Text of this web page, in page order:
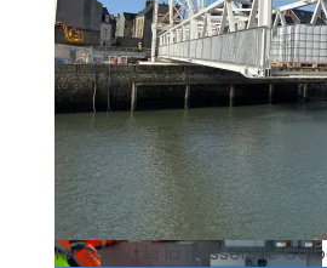
Janvier 2024 – Calculs de
précision pour l’installation de
la passerelle Colbert : la
passerelle doit arriver
précisément entre ces 2
traits. Contrat rempli ! ®Ports
de Normandie
1er essai de la passerelle